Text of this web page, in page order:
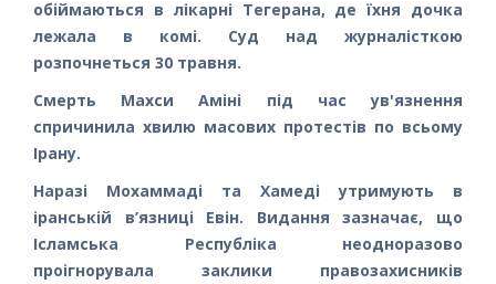
обіймаються в лікарні Тегерана, де їхня дочка
лежала в комі. Суд над журналісткою
розпочнеться 30 травня.
Смерть Махси Аміні під час ув'язнення
спричинила хвилю масових протестів по всьому
Ірану.
Наразі Мохаммаді та Хамеді утримують в
іранській в’язниці Евін. Видання зазначає, що
Ісламська Республіка неодноразово
проігнорувала заклики правозахисників